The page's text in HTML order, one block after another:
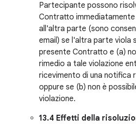
Partecipante possono
Contratto
all'altra parte (sono
email) se l'altra parte vìola
presente Contratto e (a)
rimedio a tale violazione
ricevimento di una notifica
oppure se (b) non è
violazione.
13.4 Effetti della